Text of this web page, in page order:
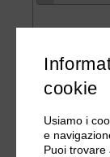
cookie
Usiamo i
e
Puoi